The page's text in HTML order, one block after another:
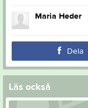
Maria Heder
Dela
Läs också